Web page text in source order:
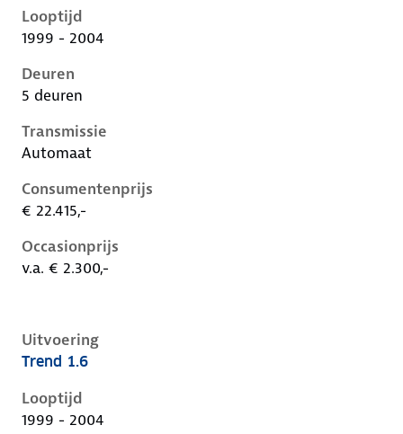
Looptijd
1999 - 2004
Deuren
5 deuren
Transmissie
Automaat
Consumentenprijs
€ 22.415,-
Occasionprijs
v.a. € 2.300,-
Uitvoering
Ford Focus i, 1.6, 74 kW, Benzine, 3 deuren
Trend 1.6
Looptijd
1999 - 2004